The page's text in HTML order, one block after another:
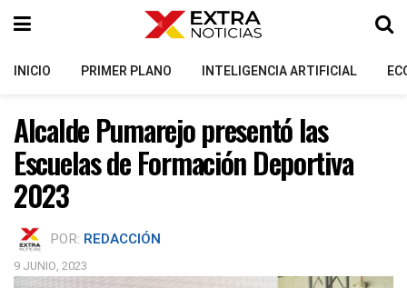
INICIO PRIMER PLANO INTELIGENCIA ARTIFICIAL
Alcalde Pumarejo presentó las
Escuelas de Formación Deportiva
2023
POR: REDACCIÓN
9 JUNIO, 2023